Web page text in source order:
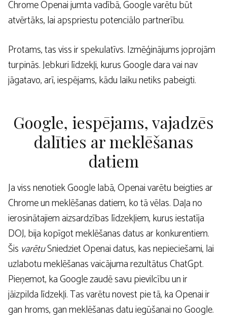
Chrome Openai jumta vadībā, Google varētu būt
atvērtāks, lai apspriestu potenciālo partnerību.
Protams, tas viss ir spekulatīvs. Izmēģinājums joprojām
turpinās. Jebkuri līdzekļi, kurus Google dara vai nav
jāgatavo, arī, iespējams, kādu laiku netiks pabeigti.
Google, iespējams, vajadzēs
dalīties ar meklēšanas
datiem
Ja viss nenotiek Google labā, Openai varētu beigties ar
Chrome un meklēšanas datiem, ko tā vēlas. Daļa no
ierosinātajiem aizsardzības līdzekļiem, kurus iestatīja
DOJ, bija kopīgot meklēšanas datus ar konkurentiem.
Šis varētuSniedziet Openai datus, kas nepieciešami, lai
uzlabotu meklēšanas vaicājuma rezultātus ChatGpt.
Pieņemot, ka Google zaudē savu pievilcību un ir
jāizpilda līdzekļi. Tas varētu novest pie tā, ka Openai ir
gan hroms, gan meklēšanas datu iegūšanai no Google.